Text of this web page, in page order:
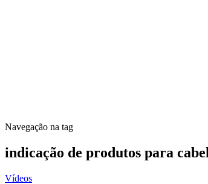
Navegação na tag
indicação de produtos para
Vídeos